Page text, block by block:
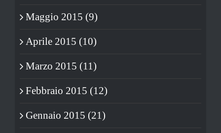
Maggio 2015 (9)
Aprile 2015 (10)
Marzo 2015 (11)
Febbraio 2015 (12)
Gennaio 2015 (21)